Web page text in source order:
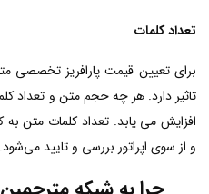
تعداد کلمات
برای تعیین قیمت پارافریز تخصصی
تاثیر دارد. هر چه حجم متن و تعداد
افزایش می یابد. تعداد کلمات متن
و از سوی اپراتور بررسی و تایید می‌شود.